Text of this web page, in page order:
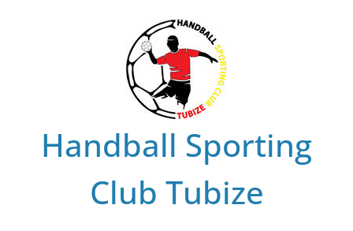
Handball Sporting
Club Tubize